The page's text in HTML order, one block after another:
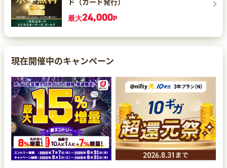
最大24,000P
現在開催中のキャンペーン